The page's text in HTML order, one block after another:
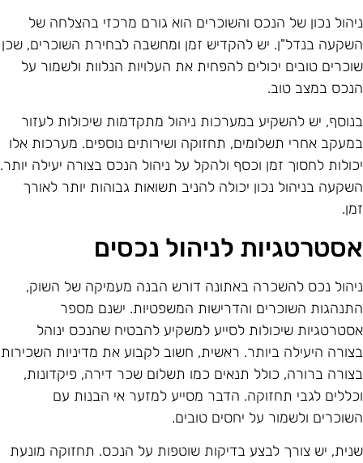
נכון של הנכס והשוכרים הוא גורם מרכזי בהצלחה של
בנדל"ן. יש להקדיש זמן ומחשבה לבחירת השוכרים, שכן
טובים יכולים להפחית את העלויות הנלוות ולשמור על
במצב טוב.
יש להשקיע במערכות ניהול מתקדמות שיכולות לעזור
אחרי תשלומים, תחזוקה ושירותים נוספים. מערכות אלו
לחסוך זמן וכסף ולהקל על ניהול הנכס בצורה יעילה יותר.
בניהול נכון יכולה להניב תשואות גבוהות יותר לאורך
לניהול נכסים
נכס להשכרה באתונה דורש הבנה מעמיקה של השוק,
השוכרים והדרישות המשפטיות. ישנם מספר
שיכולות לסייע למשקיע להבטיח שהנכס ינוהל
היעילה ביותר. ראשית, חשוב לקבוע את מדיניות השכירות
ברורה, כולל תנאים כמו תשלום שכר דירה, פיקדונות,
לגבי תחזוקה. הדבר מסייע למזער אי הבנות עם
ולשמור על יחסים טובים.
יש צורך לבצע בדיקות שוטפות על הנכס. תחזוקה מונעת